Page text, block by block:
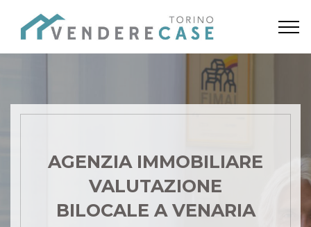
AGENZIA IMMOBILIARE
VALUTAZIONE
BILOCALE A VENARIA